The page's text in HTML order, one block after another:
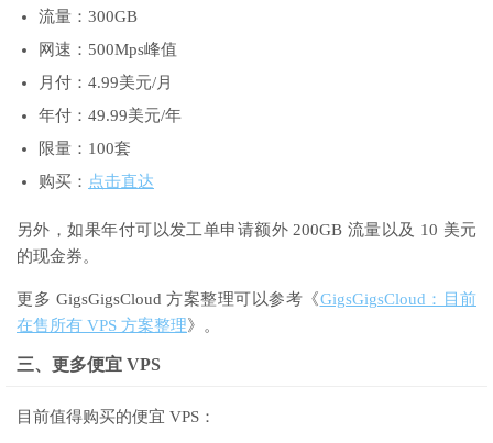
流量：300GB
网速：500Mps峰值
月付：4.99美元/月
年付：49.99美元/年
限量：100套
购买： 点击直达
另外，如果年付可以发工单申请额外 200GB 流量以及 10 美元
的现金券。
更多 GigsGigsCloud 方案整理可以参考《GigsGigsCloud：目前
在售所有 VPS 方案整理》。
三、更多便宜 VPS
目前值得购买的便宜 VPS：